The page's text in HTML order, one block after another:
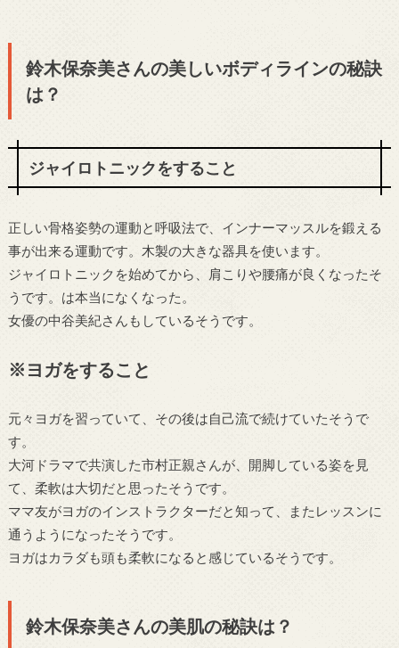
鈴木保奈美さんの美しいボディラインの秘訣
は？
ジャイロトニックをすること
正しい骨格姿勢の運動と呼吸法で、インナーマッスルを鍛える
事が出来る運動です。木製の大きな器具を使います。
ジャイロトニックを始めてから、肩こりや腰痛が良くなったそ
うです。は本当になくなった。
女優の中谷美紀さんもしているそうです。
※ヨガをすること
元々ヨガを習っていて、その後は自己流で続けていたそうで
す。
大河ドラマで共演した市村正親さんが、開脚している姿を見
て、柔軟は大切だと思ったそうです。
ママ友がヨガのインストラクターだと知って、またレッスンに
通うようになったそうです。
ヨガはカラダも頭も柔軟になると感じているそうです。
鈴木保奈美さんの美肌の秘訣は？